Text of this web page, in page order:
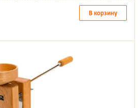
В корзину